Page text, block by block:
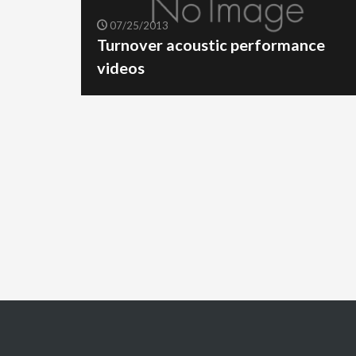
07/25/2013
Turnover acoustic performance
videos